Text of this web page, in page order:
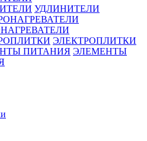
УДЛИНИТЕЛИ
ЭЛЕКТРОПЛИТКИ
ЭЛЕМЕНТЫ